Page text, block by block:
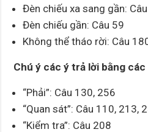
Đèn chiếu xa sang gần:
Đèn chiếu gần: Câu 59
Không thể tháo rời: Câu
Chú ý các ý trả lời bằng
“Phải”: Câu 130, 256
“Quan sát”: Câu 110, 213,
“Kiểm tra”: Câu 208